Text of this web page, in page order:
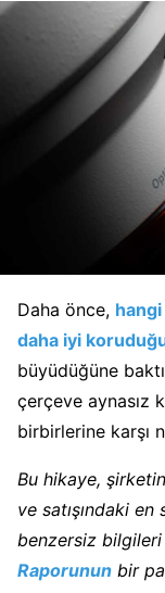
Daha önce,
daha iyi
büyüdüğüne
çerçeve aynasız
birbirlerine karşı
Bu hikaye,
ve satışındaki
benzersiz bilgileri
Raporunun bir